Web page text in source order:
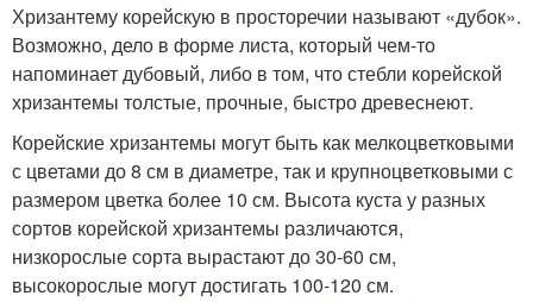
Хризантему корейскую в просторечии называют «дубок».
Возможно, дело в форме листа, который чем-то
напоминает дубовый, либо в том, что стебли корейской
хризантемы толстые, прочные, быстро древеснеют.
Корейские хризантемы могут быть как мелкоцветковыми
с цветами до 8 см в диаметре, так и крупноцветковыми с
размером цветка более 10 см. Высота куста у разных
сортов корейской хризантемы различаются,
низкорослые сорта вырастают до 30-60 см,
высокорослые могут достигать 100-120 см.